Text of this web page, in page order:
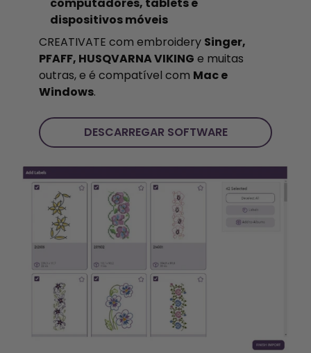
dispositivos móveis
CREATIVATE com embroidery Singer,
PFAFF, HUSQVARNA VIKING e muitas
outras, e é compatível com Mac e
Windows.
DESCARREGAR SOFTWARE